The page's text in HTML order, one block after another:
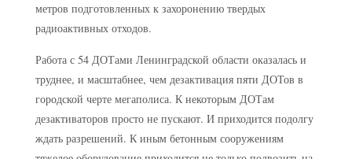
метров подготовленных к захоронению твердых
радиоактивных отходов.
Работа с 54 ДОТами Ленинградской области оказалась и
труднее, и масштабнее, чем дезактивация пяти ДОТов в
городской черте мегаполиса. К некоторым ДОТам
дезактиваторов просто не пускают. И приходится подолгу
ждать разрешений. К иным бетонным сооружениям